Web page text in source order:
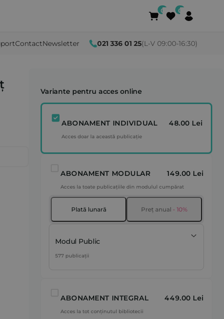
ContactNewsletter 021 336 01 25(L-V 09:00-16:30)
Variante pentru acces online
ABONAMENT INDIVIDUAL 48.00 Lei
Acces doar la această publicație
ABONAMENT MODULAR 149.00 Lei
Acces la toate publicațiile din modulul cumpărat
Plată lunară Preț anual - 10%
Modul Public
577 publicații
ABONAMENT INTEGRAL 449.00 Lei
Acces la tot conținutul bibliotecii